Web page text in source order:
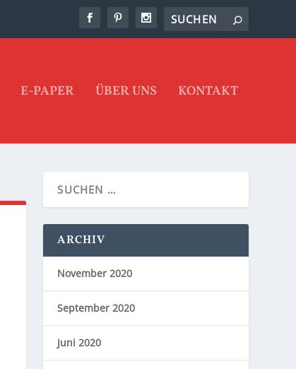
E-PAPER ÜBER UNS KONTAKT
ARCHIV
November 2020
September 2020
Juni 2020